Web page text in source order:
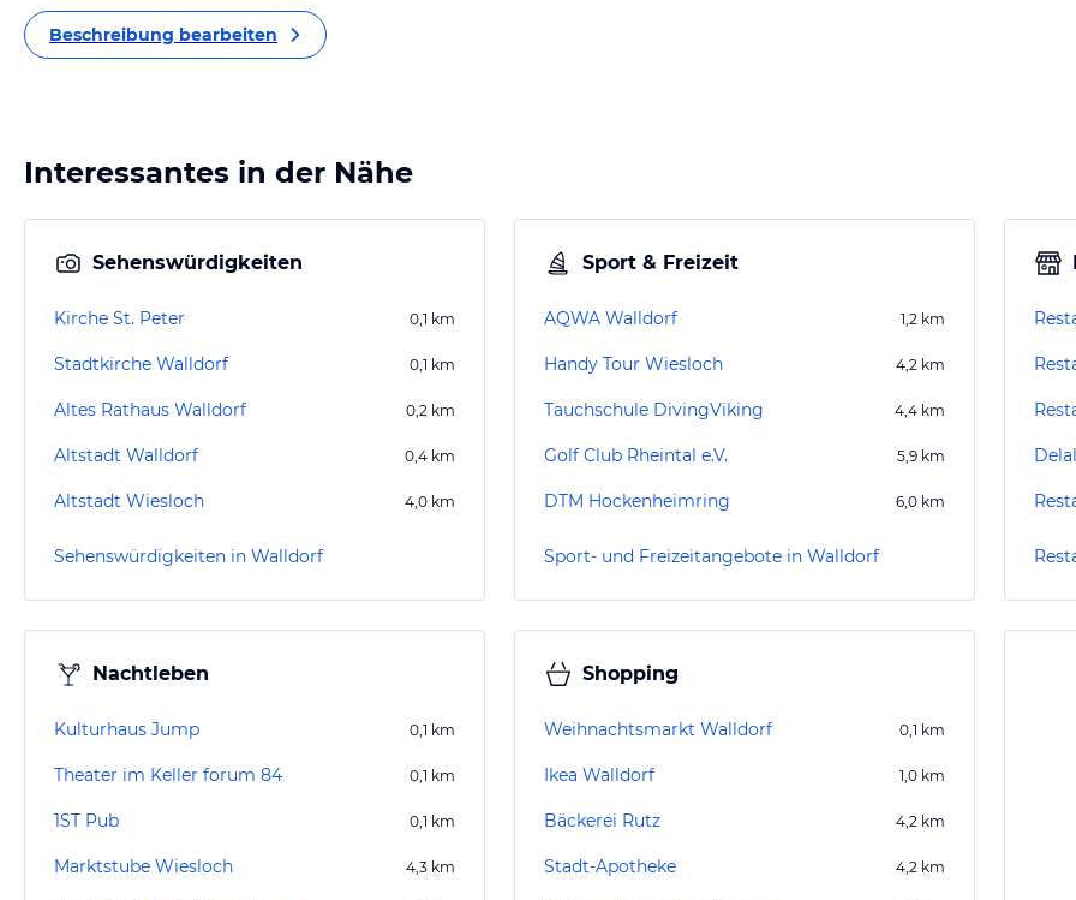
Beschreibung bearbeiten
Interessantes in der Nähe
Sehenswürdigkeiten
Kirche St. Peter 0,1 km
Stadtkirche Walldorf 0,1 km
Altes Rathaus Walldorf 0,2 km
Altstadt Walldorf 0,4 km
Altstadt Wiesloch 4,0 km
Sehenswürdigkeiten in Walldorf
Sport & Freizeit
AQWA Walldorf 1,2 km
Handy Tour Wiesloch 4,2 km
Tauchschule DivingViking 4,4 km
Golf Club Rheintal e.V. 5,9 km
DTM Hockenheimring 6,0 km
Sport- und Freizeitangebote in Walldorf
Nachtleben
Kulturhaus Jump 0,1 km
Theater im Keller forum 84 0,1 km
1ST Pub 0,1 km
Marktstube Wiesloch 4,3 km
Shopping
Weihnachtsmarkt Walldorf 0,1 km
Ikea Walldorf 1,0 km
Bäckerei Rutz 4,2 km
Stadt-Apotheke 4,2 km